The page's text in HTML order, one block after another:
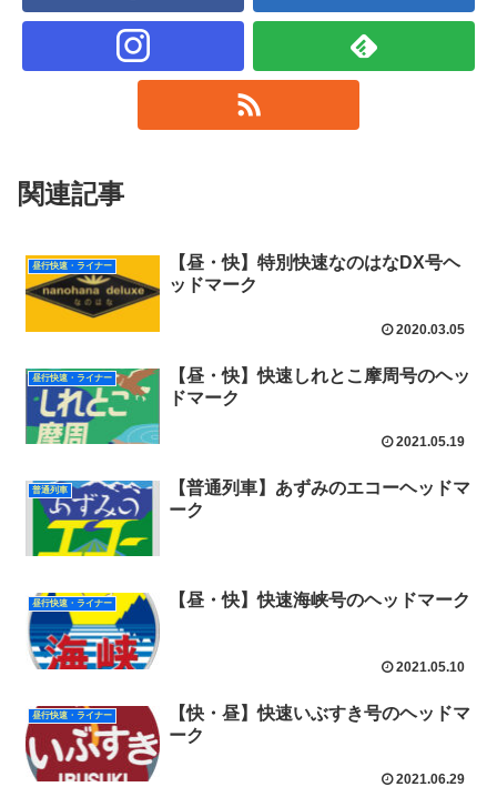
関連記事
昼行快速・ライナー
【昼・快】特別快速なのはなDX号ヘ
ッドマーク
2020.03.05
昼行快速・ライナー
【昼・快】快速しれとこ摩周号のヘッ
ドマーク
2021.05.19
普通列車
【普通列車】あずみのエコーヘッドマ
ーク
昼行快速・ライナー 【昼・快】快速海峡号のヘッドマーク
2021.05.10
昼行快速・ライナー
【快・昼】快速いぶすき号のヘッドマ
ーク
2021.06.29